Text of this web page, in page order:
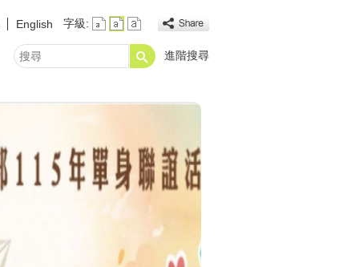
English 字級:
搜
進階搜尋